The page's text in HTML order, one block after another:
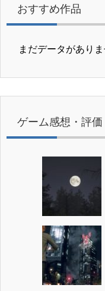
おすすめ作品
まだデータがありま
ゲーム感想・評価